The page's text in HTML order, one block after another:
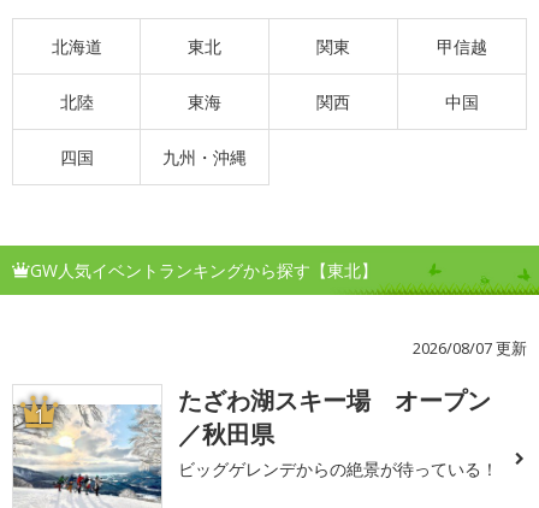
北海道 東北 関東 甲信越
北陸 東海 関西 中国
四国 九州・沖縄
GW人気イベントランキングから探す【東北】
2026/08/07 更新
1
たざわ湖スキー場 オープン
／秋田県
ビッグゲレンデからの絶景が待っている！